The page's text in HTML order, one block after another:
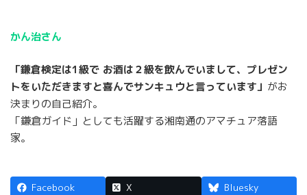
かん治さん
「鎌倉検定は1級で お酒は２級を飲んでいまして、プレゼン
トをいただきますと喜んでサンキュウと言っています」 がお
決まりの自己紹介。
「鎌倉ガイド」としても活躍する湘南通のアマチュア落語
家。
Facebook X
Bluesky